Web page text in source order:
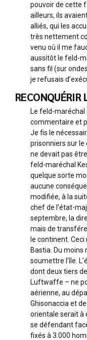
pouvoir de cette
ailleurs, ils
alliés, qui les
très nettement
venu où il me
aussitôt le feld-
sans fil (sur
je refusais
RECONQUÉRIR
Le feld-
commentaire et
Je fis le
prisonniers sur le
ne devait pas
feld-maréchal
quelque sorte
aucune
modifiée, à la
chef de l’état-
septembre, la
mais de
le continent.
Bastia. Du moins
soumettre l’île.
dont deux tiers
Luftwaffe – ne
aérienne, au
Ghisonaccia et
orientale serait à
se défendant
fixés à 3.000